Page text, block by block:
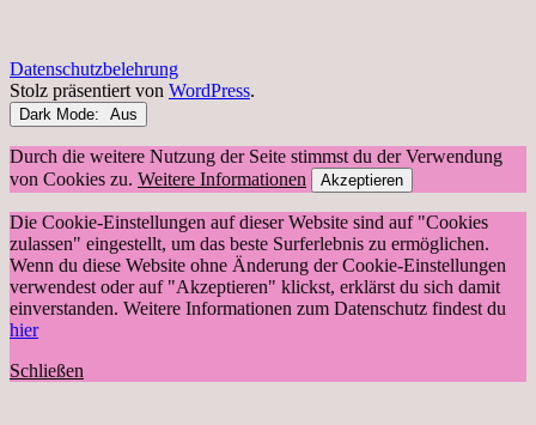
Datenschutzbelehrung
Stolz präsentiert von WordPress.
Dark Mode:
Durch die weitere Nutzung der Seite stimmst du der Verwendung
von Cookies zu. Weitere Informationen Akzeptieren
Die Cookie-Einstellungen auf dieser Website sind auf "Cookies
zulassen" eingestellt, um das beste Surferlebnis zu ermöglichen.
Wenn du diese Website ohne Änderung der Cookie-Einstellungen
verwendest oder auf "Akzeptieren" klickst, erklärst du sich damit
einverstanden. Weitere Informationen zum Datenschutz findest du
hier
Schließen